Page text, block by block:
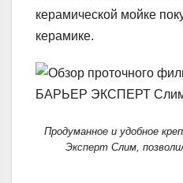
керамической мойке
керамике.
Продуманное и удобное
Эксперт Слим,